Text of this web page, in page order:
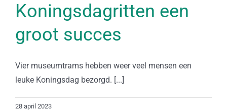
Koningsdagritten een
groot succes
Vier museumtrams hebben weer veel mensen een
leuke Koningsdag bezorgd. [...]
28 april 2023